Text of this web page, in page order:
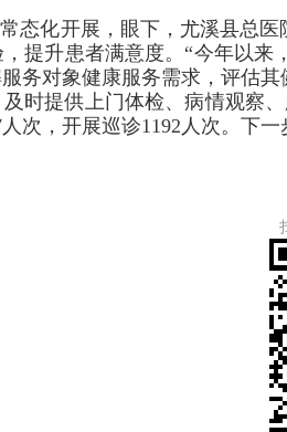
化开展，眼下，尤溪县总医
提升患者满意度。“今年以
务对象健康服务需求，评估
时提供上门体检、病情观察
次，开展巡诊1192人次。下